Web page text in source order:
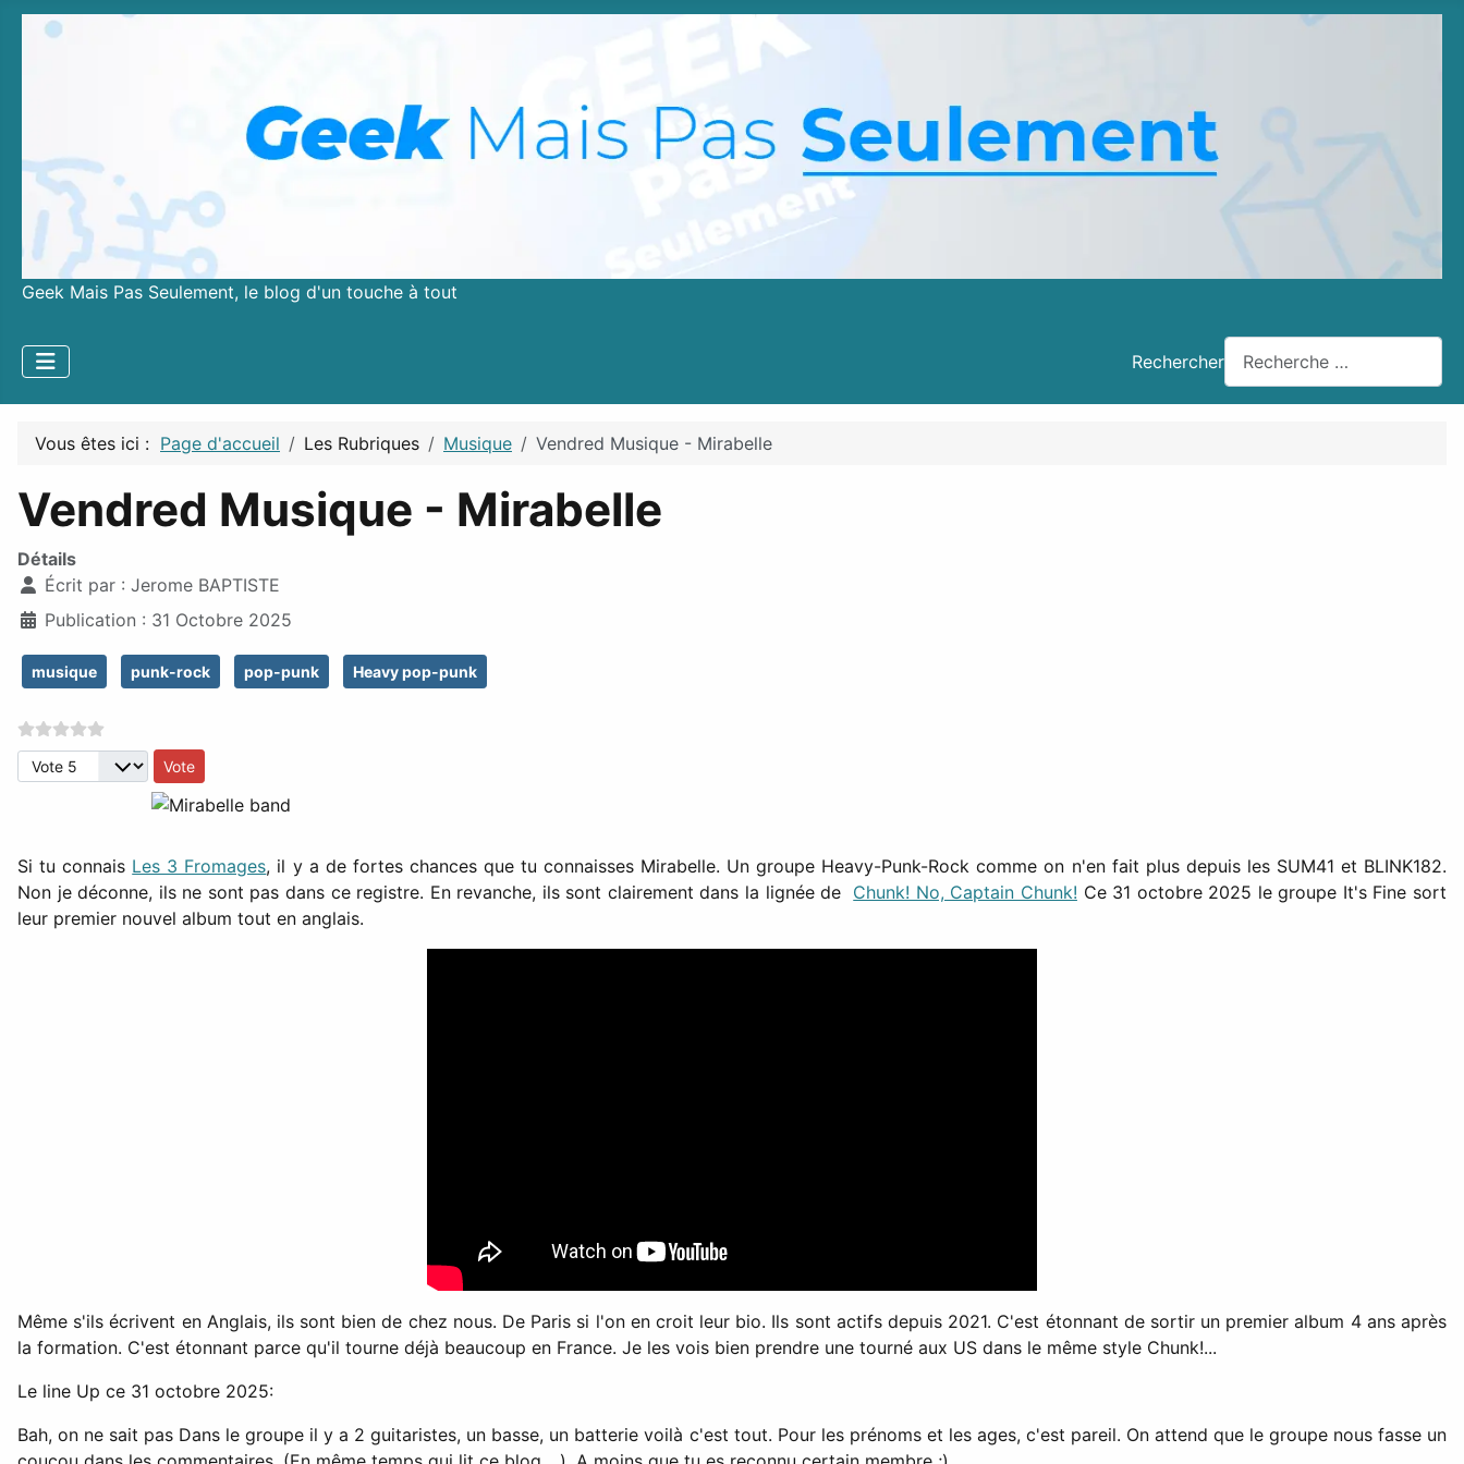
Geek Mais Pas Seulement, le blog d'un touche à tout
Rechercher
Vous êtes ici : Page d'accueil Les Rubriques Musique Vendred Musique - Mirabelle
Vendred Musique - Mirabelle
Détails
Écrit par : Jerome BAPTISTE
Publication : 31 Octobre 2025
musique punk-rock pop-punk Heavy pop-punk
Veuillez voter
Si tu connais Les 3 Fromages, il y a de fortes chances que tu connaisses Mirabelle. Un groupe Heavy-Punk-Rock comme on n'en fait plus depuis les SUM41 et BLINK182.
Non je déconne, ils ne sont pas dans ce registre. En revanche, ils sont clairement dans la lignée de Chunk! No, Captain Chunk! Ce 31 octobre 2025 le groupe It's Fine sort
leur premier nouvel album tout en anglais.
Même s'ils écrivent en Anglais, ils sont bien de chez nous. De Paris si l'on en croit leur bio. Ils sont actifs depuis 2021. C'est étonnant de sortir un premier album 4 ans après
la formation. C'est étonnant parce qu'il tourne déjà beaucoup en France. Je les vois bien prendre une tourné aux US dans le même style Chunk!...
Le line Up ce 31 octobre 2025:
Bah, on ne sait pas Dans le groupe il y a 2 guitaristes, un basse, un batterie voilà c'est tout. Pour les prénoms et les ages, c'est pareil. On attend que le groupe nous fasse un